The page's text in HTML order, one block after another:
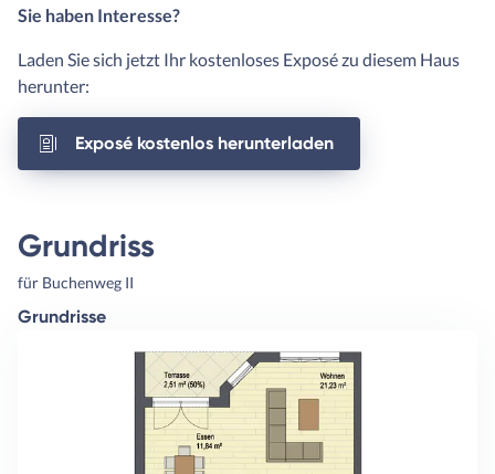
Sie haben Interesse?
Laden Sie sich jetzt Ihr kostenloses Exposé zu diesem Haus
herunter:
Exposé kostenlos herunterladen
Grundriss
für Buchenweg II
Grundrisse